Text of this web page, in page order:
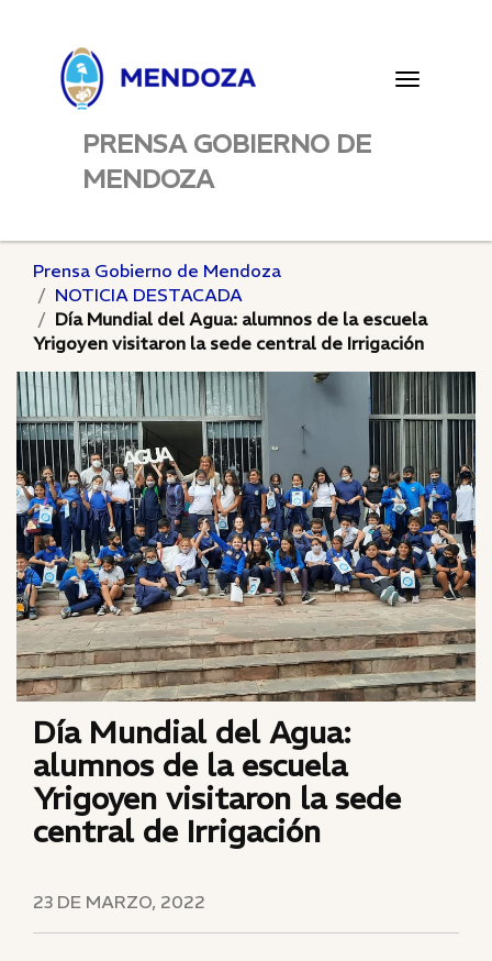
Toggle
PRENSA GOBIERNO DE
MENDOZA
Prensa Gobierno de Mendoza
NOTICIA DESTACADA
Día Mundial del Agua: alumnos de la escuela
Yrigoyen visitaron la sede central de Irrigación
Día Mundial del Agua:
alumnos de la escuela
Yrigoyen visitaron la sede
central de Irrigación
23 DE MARZO, 2022